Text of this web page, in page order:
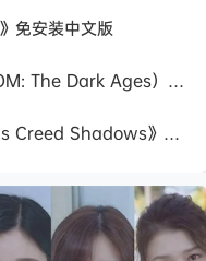
免安装中文版
毁灭战士：黑暗时代（DOOM: The Dark Ages）免安装中文版
《刺客信条：影/Assassin’s Creed Shadows》免安装版，非虚拟机